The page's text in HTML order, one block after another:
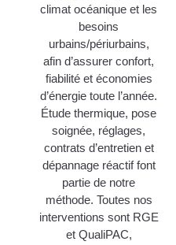
climat océanique et les
besoins
urbains/périurbains,
afin d’assurer confort,
fiabilité et économies
d’énergie toute l’année.
Étude thermique, pose
soignée, réglages,
contrats d’entretien et
dépannage réactif font
partie de notre
méthode. Toutes nos
interventions sont RGE
et QualiPAC,